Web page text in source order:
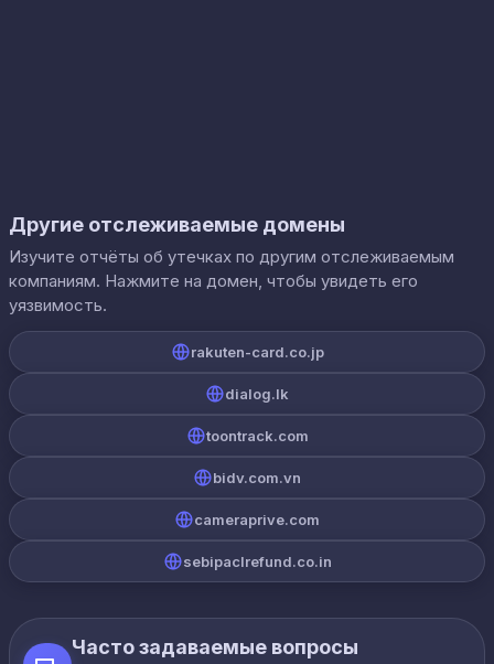
Другие отслеживаемые домены
Изучите отчёты об утечках по другим отслеживаемым
компаниям. Нажмите на домен, чтобы увидеть его
уязвимость.
rakuten-card.co.jp
dialog.lk
toontrack.com
bidv.com.vn
cameraprive.com
sebipaclrefund.co.in
Часто задаваемые вопросы